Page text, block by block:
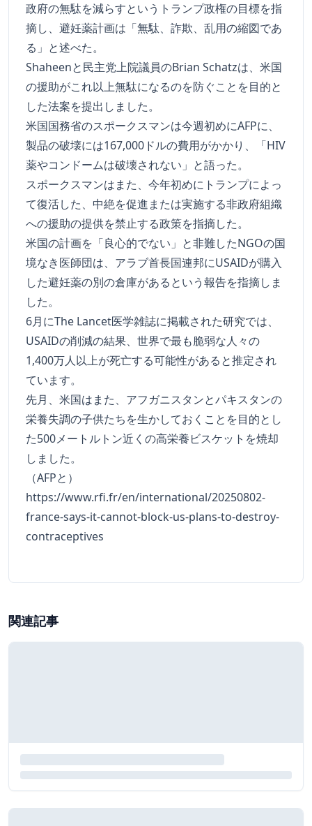
政府の無駄を減らすというトランプ政権の目標を指
摘し、避妊薬計画は「無駄、詐欺、乱用の縮図であ
る」と述べた。
Shaheenと民主党上院議員のBrian Schatzは、米国
の援助がこれ以上無駄になるのを防ぐことを目的と
した法案を提出しました。
米国国務省のスポークスマンは今週初めにAFPに、
製品の破壊には167,000ドルの費用がかかり、「HIV
薬やコンドームは破壊されない」と語った。
スポークスマンはまた、今年初めにトランプによっ
て復活した、中絶を促進または実施する非政府組織
への援助の提供を禁止する政策を指摘した。
米国の計画を「良心的でない」と非難したNGOの国
境なき医師団は、アラブ首長国連邦にUSAIDが購入
した避妊薬の別の倉庫があるという報告を指摘しま
した。
6月にThe Lancet医学雑誌に掲載された研究では、
USAIDの削減の結果、世界で最も脆弱な人々の
1,400万人以上が死亡する可能性があると推定され
ています。
先月、米国はまた、アフガニスタンとパキスタンの
栄養失調の子供たちを生かしておくことを目的とし
た500メートルトン近くの高栄養ビスケットを焼却
しました。
（AFPと）
https://www.rfi.fr/en/international/20250802-
france-says-it-cannot-block-us-plans-to-destroy-
contraceptives
関連記事